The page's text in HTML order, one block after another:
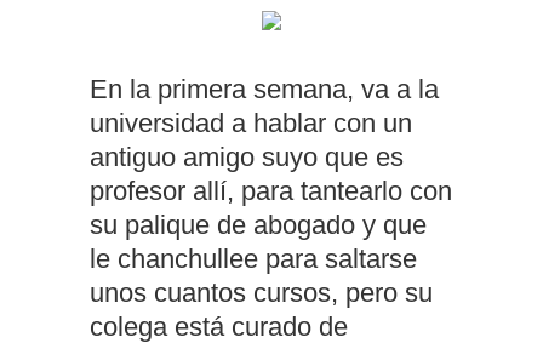
En la primera semana, va a la
universidad a hablar con un
antiguo amigo suyo que es
profesor allí, para tantearlo con
su palique de abogado y que
le chanchullee para saltarse
unos cuantos cursos, pero su
colega está curado de